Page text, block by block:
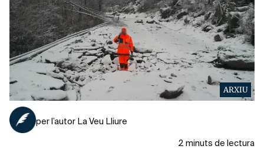
ARXIU
per l’autor La Veu Lliure
2 minuts de lectura